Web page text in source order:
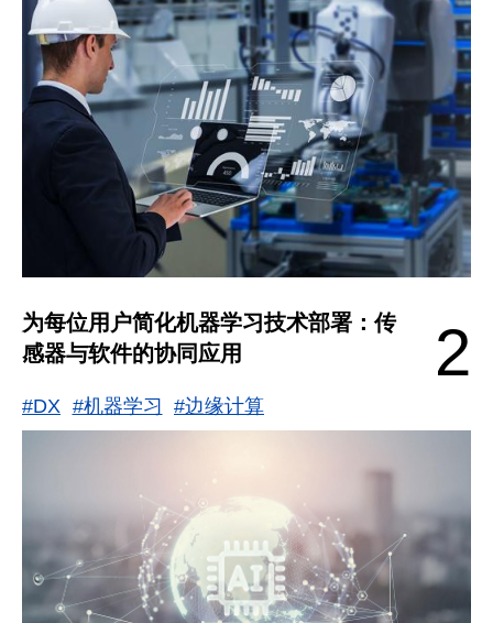
2
为每位用户简化机器学习技术部署：传
感器与软件的协同应用
#DX #机器学习 #边缘计算